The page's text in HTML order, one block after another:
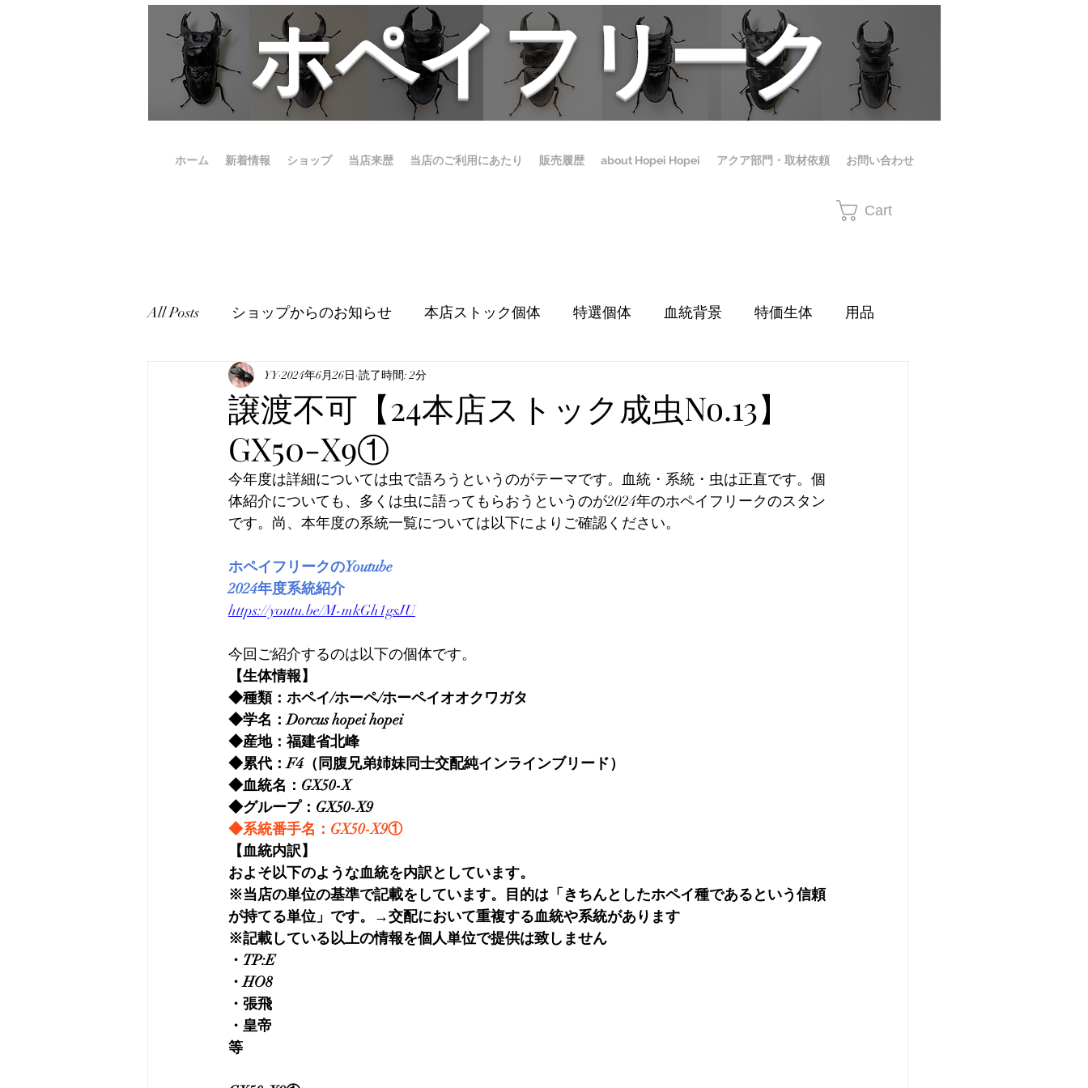
​ホペイフリーク
Cart
ホーム 新着情報 ショップ 当店来歴 当店のご利用にあたり 販売履歴 about Hopei Hopei アクア部門・取材依頼 お問い合わせ
All Posts ショップからのお知らせ 本店ストック個体 特選個体 血統背景 特価生体 用品
表記について マニュアル・飼育方法
真・みんなのホペイ みんなの自己満足写真
韓国産オオクワガタ 韓ビノ美形コンテスト Hopei of the Year 2026 ホペイ美形コンテスト
譲渡不可【24本店ストック成虫No.13】
GX50-X9①
YY 2024年6月26日 読了時間: 2分
今年度は詳細については虫で語ろうというのがテーマです。血統・系統・虫は正直です。個
体紹介についても、多くは虫に語ってもらおうというのが2024年のホペイフリークのスタン
です。尚、本年度の系統一覧については以下によりご確認ください。
ホペイフリークのYoutube
2024年度系統紹介
https://youtu.be/M-mkGh1gsJU
今回ご紹介するのは以下の個体です。
【生体情報】
◆種類：ホペイ/ホーペ/ホーペイオオクワガタ
◆学名：Dorcus hopei hopei
◆産地：福建省北峰
◆累代：F4（同腹兄弟姉妹同士交配純インラインブリード）
◆血統名：GX50-X
◆グループ：GX50-X9
◆系統番手名：GX50-X9①
【血統内訳】
およそ以下のような血統を内訳としています。
※当店の単位の基準で記載をしています。目的は「きちんとしたホペイ種であるという信頼
が持てる単位」です。→交配において重複する血統や系統があります
※記載している以上の情報を個人単位で提供は致しません
・TP:E
・HO8
・張飛
・皇帝
等